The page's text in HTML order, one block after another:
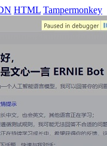
HTML Tampermonkey